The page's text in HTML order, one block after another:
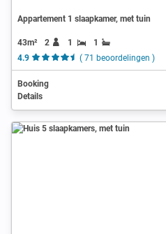
Appartement 1 slaapkamer, met tuin
43m² 2 1
1
4.9
( 71 beoordelingen )
Booking
Details